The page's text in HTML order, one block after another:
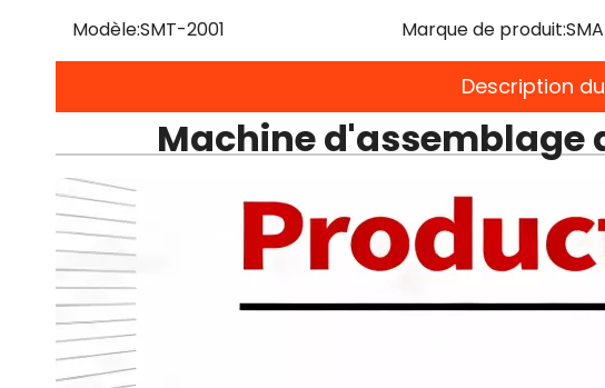
Modèle:SMT-2001 Marque de produit:
Description
Machine d'assemblage